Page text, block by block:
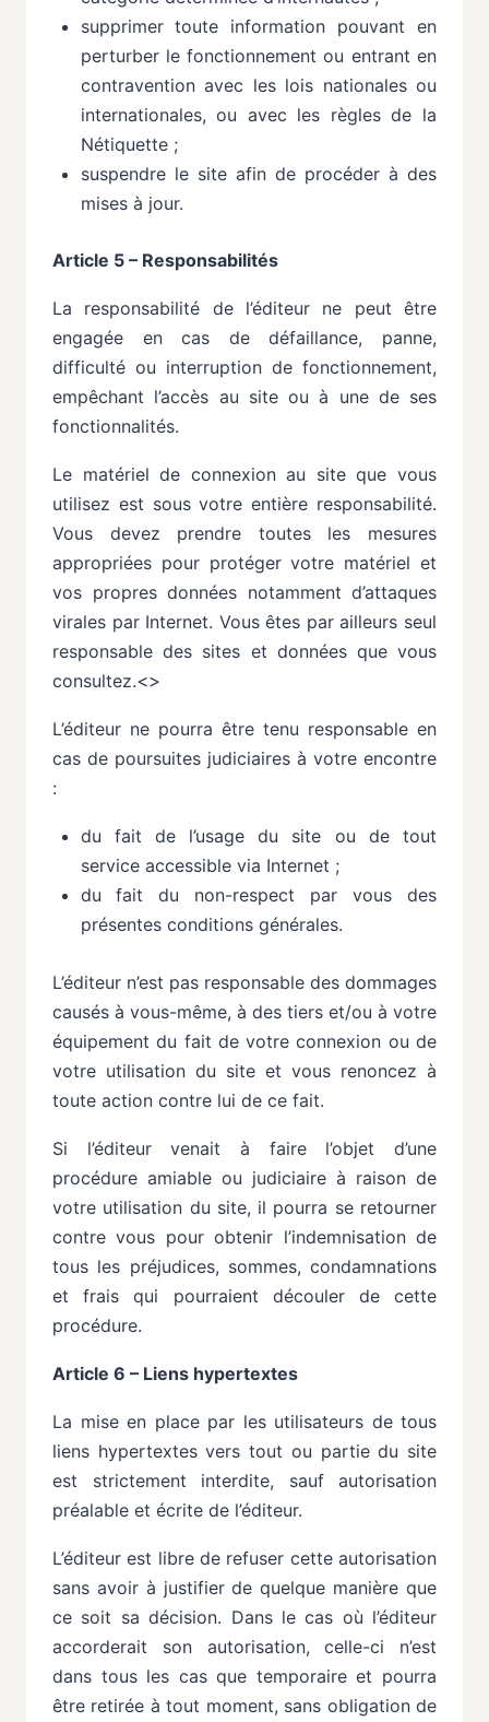
supprimer toute information pouvant en
perturber le fonctionnement ou entrant en
contravention avec les lois nationales ou
internationales, ou avec les règles de la
Nétiquette ;
suspendre le site afin de procéder à des
mises à jour.
Article 5 – Responsabilités
La responsabilité de l’éditeur ne peut
être
engagée
en cas de défaillance,
panne,
difficulté ou interruption de fonctionnement,
empêchant l’accès au site ou à une de ses
fonctionnalités.
Le matériel de connexion au site que vous
utilisez est sous votre entière responsabilité.
Vous
devez prendre toutes les mesures
appropriées pour protéger votre matériel et
vos propres données notamment d’attaques
virales par Internet. Vous êtes par ailleurs seul
responsable des sites et données que vous
consultez.<>
L’éditeur ne pourra être tenu responsable en
cas de poursuites judiciaires à votre encontre
:
du fait de l’usage du site ou de
tout
service accessible via Internet ;
du
fait du non-respect par vous
des
présentes conditions générales.
L’éditeur n’est pas responsable des dommages
causés à vous-même, à des tiers et/ou à votre
équipement du fait de votre connexion ou de
votre utilisation du site et vous renoncez à
toute action contre lui de ce fait.
Si l’éditeur venait à faire l’objet
d’une
procédure amiable ou judiciaire à raison de
votre utilisation du site, il pourra se retourner
contre vous pour obtenir l’indemnisation de
tous les préjudices, sommes, condamnations
et
frais qui pourraient découler de
cette
procédure.
Article 6 – Liens hypertextes
La mise en place par les utilisateurs de tous
liens hypertextes vers tout ou partie du site
est strictement
interdite, sauf
autorisation
préalable et écrite de l’éditeur.
L’éditeur est libre de refuser cette autorisation
sans avoir à justifier de quelque manière que
ce soit sa décision. Dans le cas où l’éditeur
accorderait
son autorisation, celle-ci
n’est
dans tous les cas que temporaire et pourra
être retirée à tout moment, sans obligation de